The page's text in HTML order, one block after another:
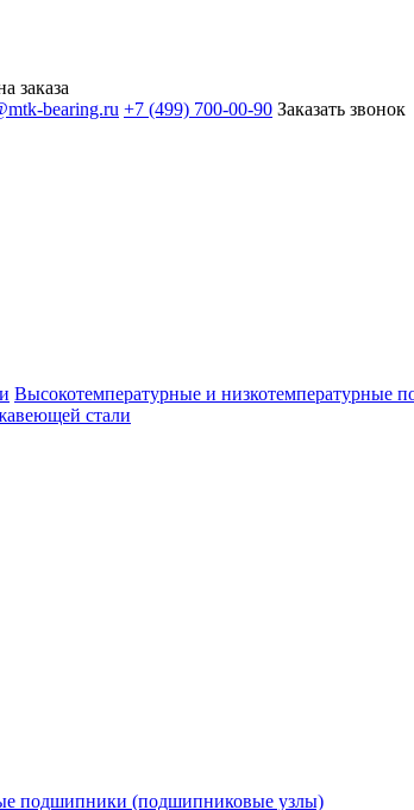
заказа
bearing.ru +7 (499) 700-00-90 Заказать звонок
Высокотемпературные и низкотемпературные
стали
подшипники (подшипниковые узлы)